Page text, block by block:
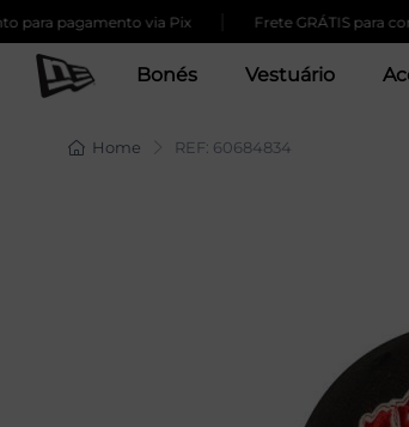
pagamento via Pix Frete GRÁTIS para
Bonés Vestuário
Home REF: 60684834